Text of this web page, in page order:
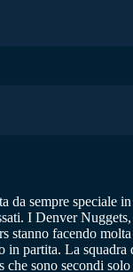
sempre speciale
I Denver
facendo
partita. La
sono secondi